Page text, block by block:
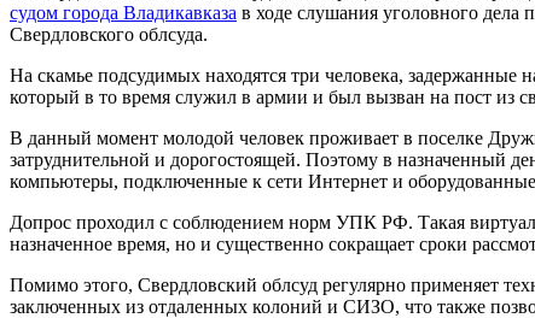
судом города Владикавказа в ходе слушания уголовного дела
Свердловского облсуда.
На скамье подсудимых находятся три человека,
который в то время служил в армии и был вызван на пост из
В данный момент молодой человек проживает в поселке
затруднительной и дорогостоящей. Поэтому в назначенный
компьютеры, подключенные к сети Интернет и
Допрос проходил с соблюдением норм УПК РФ. Такая
назначенное время, но и существенно сокращает сроки
Помимо этого, Свердловский облсуд регулярно применяет
заключенных из отдаленных колоний и СИЗО, что также